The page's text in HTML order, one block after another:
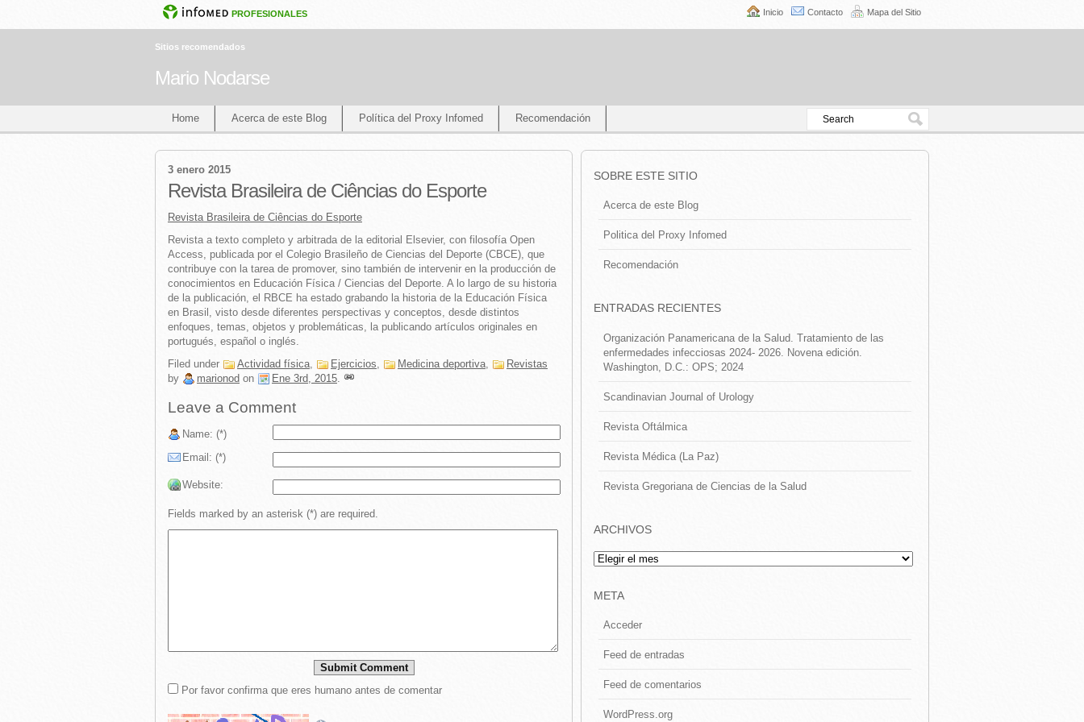
PROFESIONALES Inicio Contacto Mapa del Sitio
Sitios recomendados
Mario Nodarse
Home Acerca de este Blog Política del Proxy Infomed Recomendación
3 enero 2015
Revista Brasileira de Ciências do Esporte
Revista Brasileira de Ciências do Esporte
Revista a texto completo y arbitrada de la editorial Elsevier, con filosofía Open
Access, publicada por el Colegio Brasileño de Ciencias del Deporte (CBCE), que
contribuye con la tarea de promover, sino también de intervenir en la producción de
conocimientos en Educación Física / Ciencias del Deporte. A lo largo de su historia
de la publicación, el RBCE ha estado grabando la historia de la Educación Física
en Brasil, visto desde diferentes perspectivas y conceptos, desde distintos
enfoques, temas, objetos y problemáticas, la publicando artículos originales en
portugués, español o inglés.
Filed under
Actividad física, Ejercicios, Medicina deportiva,
Revistas
by
marionod on Ene 3rd, 2015.
Leave a Comment
Name: (*)
Email: (*)
Website:
Fields marked by an asterisk (*) are required.
Por favor confirma que eres humano antes de comentar
SOBRE ESTE SITIO
Acerca de este Blog
Politica del Proxy Infomed
Recomendación
ENTRADAS RECIENTES
Organización Panamericana de la Salud. Tratamiento de las
enfermedades infecciosas 2024- 2026. Novena edición.
Washington, D.C.: OPS; 2024
Scandinavian Journal of Urology
Revista Oftálmica
Revista Médica (La Paz)
Revista Gregoriana de Ciencias de la Salud
ARCHIVOS
Archivos
META
Acceder
Feed de entradas
Feed de comentarios
WordPress.org